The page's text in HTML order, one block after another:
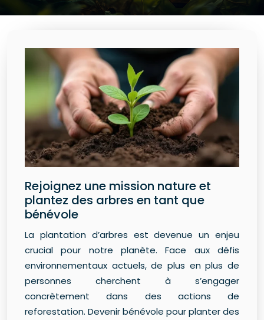
Rejoignez une mission nature et
plantez des arbres en tant que
bénévole
La plantation d’arbres est devenue un enjeu
crucial pour notre planète. Face aux défis
environnementaux actuels, de plus en plus de
personnes cherchent à s’engager
concrètement dans des actions de
reforestation. Devenir bénévole pour planter des